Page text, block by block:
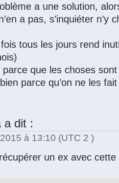
a une solution,
a pas, s’inquiéter n’y
tous les jours rend
parce que les choses
parce qu’on ne les fait
a dit :
à 13:10 (UTC 2 )
un ex avec